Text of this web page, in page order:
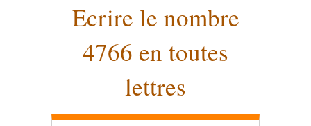
Ecrire le nombre
4766 en toutes
lettres